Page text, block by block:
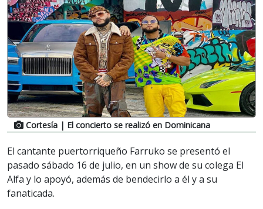
Cortesía | El concierto se realizó en Dominicana
El cantante puertorriqueño Farruko se presentó el
pasado sábado 16 de julio, en un show de su colega El
Alfa y lo apoyó, además de bendecirlo a él y a su
fanaticada.